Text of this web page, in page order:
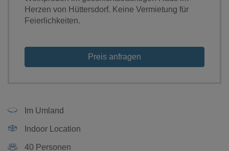
Herzen von Hüttersdorf. Keine Vermietung für
Feierlichkeiten.
Preis anfragen
Im Umland
Indoor Location
40 Personen